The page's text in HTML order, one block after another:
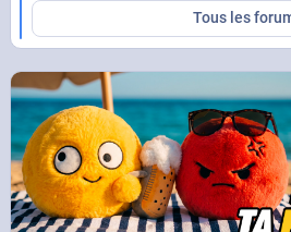
Tous les